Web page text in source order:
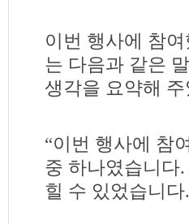
이번 행사에 참
는 다음과 같은
생각을 요약해
“이번 행사에 참
중 하나였습니다
힐 수 있었습니다